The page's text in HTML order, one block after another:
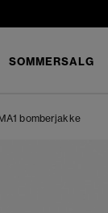
SOMMERSALG
bomberjakke